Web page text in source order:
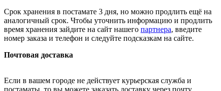
Срок хранения в постамате 3 дня, но можно продлить ещё на
аналогичный срок. Чтобы уточнить информацию и продлить
время хранения зайдите на сайт нашего партнера, введите
номер заказа и телефон и следуйте подсказкам на сайте.
Почтовая доставка
Если в вашем городе не действует курьерская служба и